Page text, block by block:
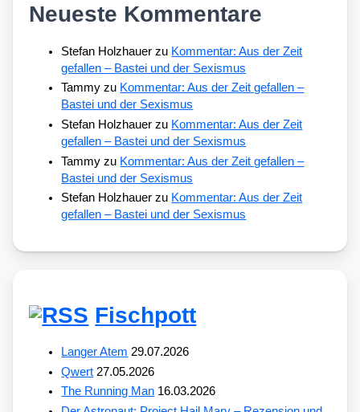
Neueste Kommentare
Stefan Holzhauer zu Kommentar: Aus der Zeit
gefallen – Bastei und der Sexismus
Tammy zu Kommentar: Aus der Zeit gefallen –
Bastei und der Sexismus
Stefan Holzhauer zu Kommentar: Aus der Zeit
gefallen – Bastei und der Sexismus
Tammy zu Kommentar: Aus der Zeit gefallen –
Bastei und der Sexismus
Stefan Holzhauer zu Kommentar: Aus der Zeit
gefallen – Bastei und der Sexismus
Fischpott
Langer Atem 29.07.2026
Qwert 27.05.2026
The Running Man 16.03.2026